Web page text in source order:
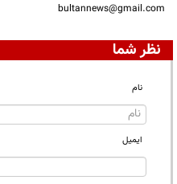
bultannews@gmail.com
نظر شما
نام
ایمیل